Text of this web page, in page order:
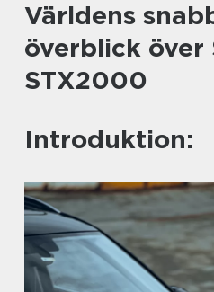
Världens
överblick över
STX2000
Introduktion: